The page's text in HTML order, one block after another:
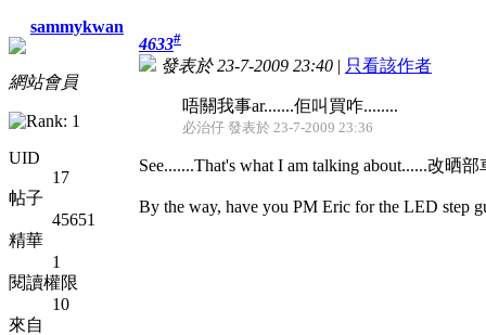
sammykwan
網站會員
UID
17
帖子
45651
精華
1
閱讀權限
10
來自
4633#
發表於 23-7-2009 23:40 | 只看該作者
唔關我事ar.......佢叫買咋........
必治仔 發表於 23-7-2009 23:36
See.......That's what I am talking about......改
By the way, have you PM Eric for the LED step